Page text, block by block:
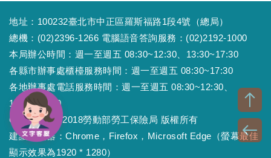
地址：100232臺北市中正區羅斯福路1段4號（總局）
總機：(02)2396-1266 電腦語音答詢服務：(02)2192-1000
本局辦公時間：週一至週五 08:30~12:30、13:30~17:30
各縣市辦事處櫃檯服務時間：週一至週五 08:30~17:30
各地辦事處電話服務時間：週一至週五 08:30~12:30、
13:30~17:30
Copyright © 2018勞動部勞工保險局 版權所有
建議瀏覽器：Chrome，Firefox，Microsoft Edge（螢幕最佳
顯示效果為1920 * 1280）